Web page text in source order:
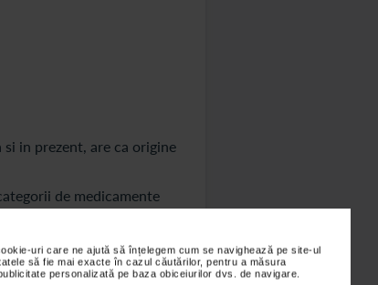
uri care ne ajută să înțelegem cum se navighează pe site-ul
să fie mai exacte în cazul căutărilor, pentru a măsura
personalizată pe baza obiceiurilor dvs. de navigare.
in prezent, are ca origine
de medicamente
(amintita mai sus). Alte
febuxostat si